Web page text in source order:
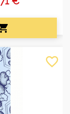
favorite_border